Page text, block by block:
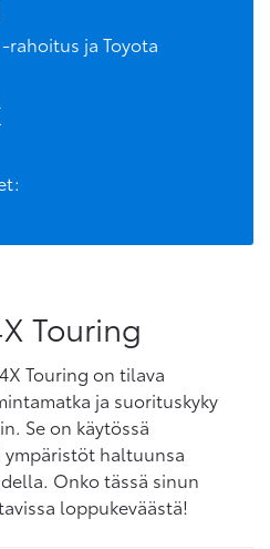
rahoitus ja Toyota
Touring
Touring on tilava
ja suorituskyky
Se on käytössä
haltuunsa
Onko tässä sinun
loppukeväästä!